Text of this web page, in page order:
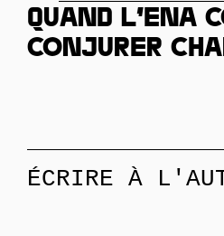
Quand
conjurer
ÉCRIRE À